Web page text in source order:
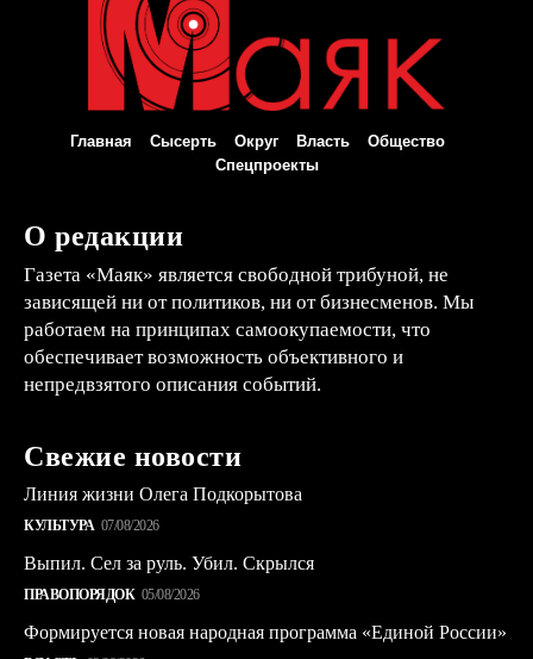
Главная Сысерть Округ Власть
Общество
Спецпроекты
О редакции
Газета «Маяк» является свободной трибуной, не
зависящей ни от политиков, ни от бизнесменов. Мы
работаем на принципах самоокупаемости, что
обеспечивает возможность объективного и
непредвзятого описания событий.
Свежие новости
Линия жизни Олега Подкорытова
КУЛЬТУРА 07/08/2026
Выпил. Сел за руль. Убил. Скрылся
ПРАВОПОРЯДОК 05/08/2026
Формируется новая народная программа «Единой России»